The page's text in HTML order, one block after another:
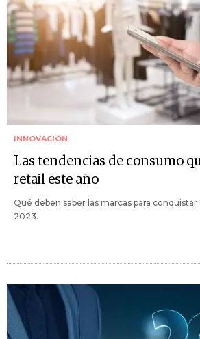
INNOVACIÓN
Las tendencias de consumo
retail este año
Qué deben saber las marcas para
2023.